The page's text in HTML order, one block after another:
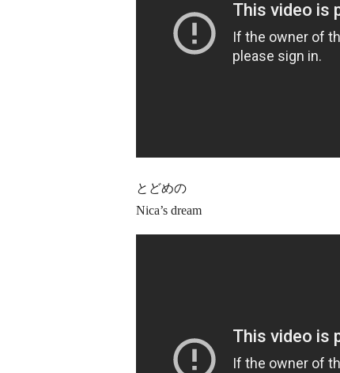
とどめの
Nica’s dream